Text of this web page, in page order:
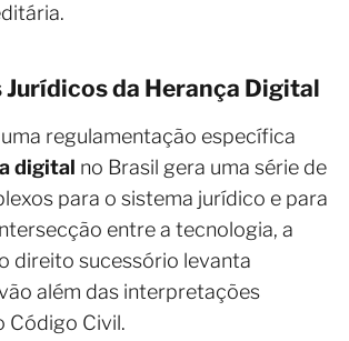
Jurídicos da Herança Digital
regulamentação específica
digital no Brasil gera uma série de
para o sistema jurídico e para
entre a tecnologia, a
direito sucessório levanta
além das interpretações
Código Civil.